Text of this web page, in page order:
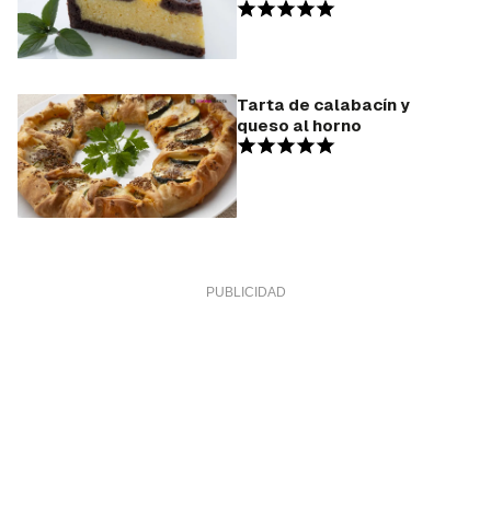
Tarta de calabacín y
queso al horno